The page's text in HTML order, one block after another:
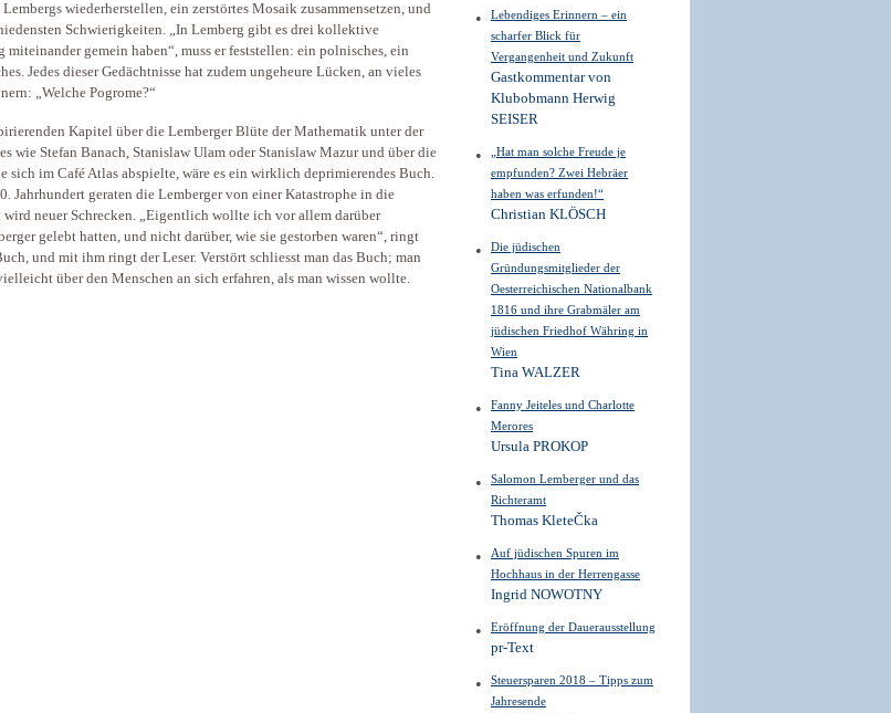
wiederherstellen, ein zerstörtes Mosaik zusammensetzen, und
Schwierigkeiten. „In Lemberg gibt es drei kollektive
miteinander gemein haben“, muss er feststellen: ein polnisches, ein
Jedes dieser Gedächtnisse hat zudem ungeheure Lücken, an vieles
„Welche Pogrome?“
Kapitel über die Lemberger Blüte der Mathematik unter der
wie Stefan Banach, Stanislaw Ulam oder Stanislaw Mazur und über die
sich im Café Atlas abspielte, wäre es ein wirklich deprimierendes Buch.
Jahrhundert geraten die Lemberger von einer Katastrophe in die
wird neuer Schrecken. „Eigentlich wollte ich vor allem darüber
gelebt hatten, und nicht darüber, wie sie gestorben waren“, ringt
und mit ihm ringt der Leser. Verstört schliesst man das Buch; man
über den Menschen an sich erfahren, als man wissen wollte.
Lebendiges Erinnern – ein
scharfer Blick für
Vergangenheit und Zukunft
Gastkommentar von
Klubobmann Herwig
SEISER
„Hat man solche Freude je
empfunden? Zwei Hebräer
haben was erfunden!“
Christian KLÖSCH
Die jüdischen
Gründungsmitglieder der
Oesterreichischen Nationalbank
1816 und ihre Grabmäler am
jüdischen Friedhof Währing in
Wien
Tina WALZER
Fanny Jeiteles und Charlotte
Merores
Ursula PROKOP
Salomon Lemberger und das
Richteramt
Thomas KleteČka
Auf jüdischen Spuren im
Hochhaus in der Herrengasse
Ingrid NOWOTNY
Eröffnung der Dauerausstellung
pr-Text
Steuersparen 2018 – Tipps zum
Jahresende